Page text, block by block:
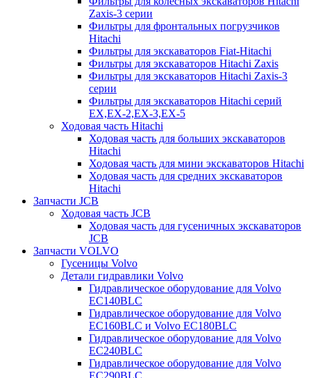
Zaxis-3 серии
Фильтры для фронтальных погрузчиков
Hitachi
Фильтры для экскаваторов Fiat-Hitachi
Фильтры для экскаваторов Hitachi Zaxis
Фильтры для экскаваторов Hitachi Zaxis-3
серии
Фильтры для экскаваторов Hitachi серий
EX,EX-2,EX-3,EX-5
Ходовая часть Hitachi
Ходовая часть для больших экскаваторов
Hitachi
Ходовая часть для мини экскаваторов Hitachi
Ходовая часть для средних экскаваторов
Hitachi
Запчасти JCB
Ходовая часть JCB
Ходовая часть для гусеничных экскаваторов
JCB
Запчасти VOLVO
Гусеницы Volvo
Детали гидравлики Volvo
Гидравлическое оборудование для Volvo
EC140BLC
Гидравлическое оборудование для Volvo
EC160BLC и Volvo EC180BLC
Гидравлическое оборудование для Volvo
EC240BLC
Гидравлическое оборудование для Volvo
EC290BLC